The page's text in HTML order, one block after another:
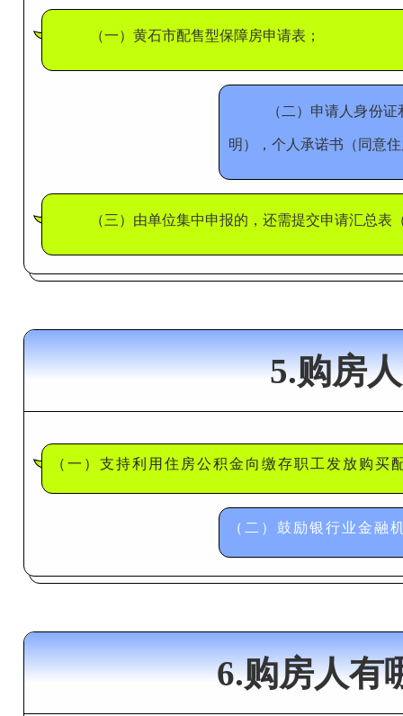
（一）黄石市配售型保障房申请表；
（二）申请人身份
明），个人承诺书（同意
（三）由单位集中申报的，还需提交申请汇总
5.购房
（一）支持利用住房公积金向缴存职工发放购买
（二）鼓励银行业金融
6.购房人有